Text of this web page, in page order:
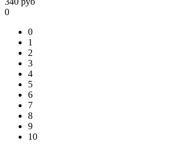
0
0
1
2
3
4
5
6
7
8
9
10